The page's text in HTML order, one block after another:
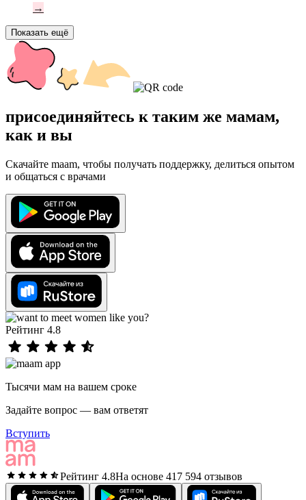
→
Показать ещё
присоединяйтесь к таким же мамам,
как и вы
Скачайте maam, чтобы получать поддержку, делиться опытом
и общаться с врачами
Рейтинг 4.8
Тысячи мам на вашем сроке
Задайте вопрос — вам ответят
Вступить
Рейтинг 4.8На основе 417 594 отзывов